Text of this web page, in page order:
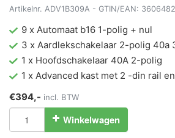
Artikelnr. ADV1B309A - GTIN/EAN:
9 x Automaat b16 1-polig + nul
3 x Aardlekschakelaar 2-polig 40a
1 x Hoofdschakelaar 40A 2-polig
1 x Advanced kast met 2 -din rail
€394,- incl. BTW
Winkelwagen